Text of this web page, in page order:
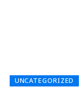
UNCATEGORIZED